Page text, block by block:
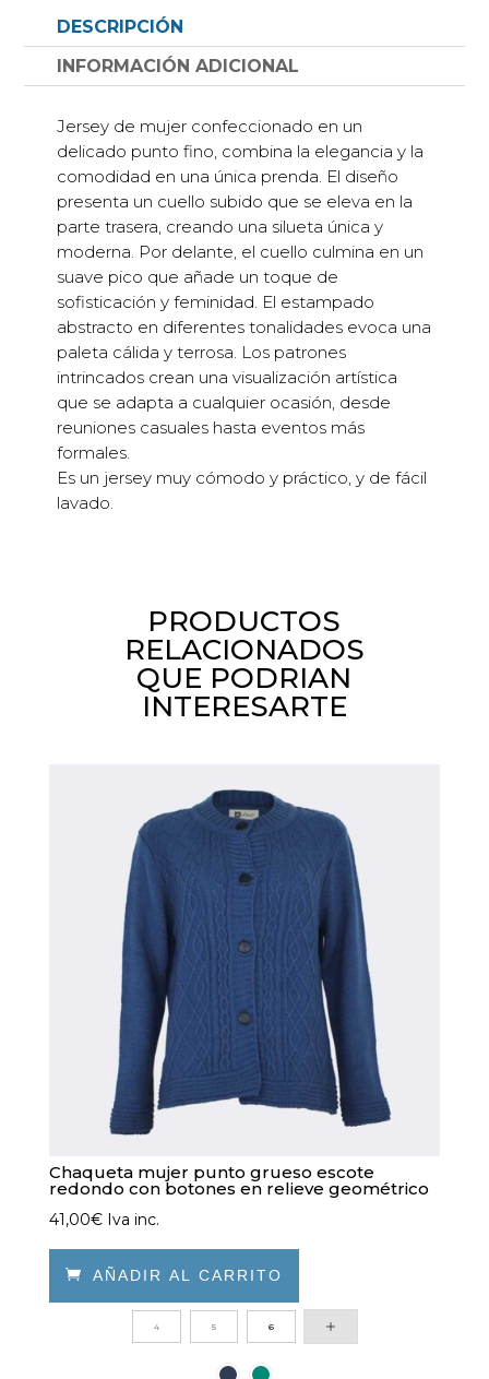
subido
detrás,
abstracto
cantidad
DESCRIPCIÓN
INFORMACIÓN ADICIONAL
Jersey de mujer confeccionado en un
delicado punto fino, combina la elegancia y la
comodidad en una única prenda. El diseño
presenta un cuello subido que se eleva en la
parte trasera, creando una silueta única y
moderna. Por delante, el cuello culmina en un
suave pico que añade un toque de
sofisticación y feminidad. El estampado
abstracto en diferentes tonalidades evoca una
paleta cálida y terrosa. Los patrones
intrincados crean una visualización artística
que se adapta a cualquier ocasión, desde
reuniones casuales hasta eventos más
formales.
Es un jersey muy cómodo y práctico, y de fácil
lavado.
PRODUCTOS
RELACIONADOS
QUE PODRIAN
INTERESARTE
Chaqueta mujer punto grueso escote
redondo con botones en relieve geométrico
41,00€ Iva inc.
 AÑADIR AL CARRITO
4 5 6